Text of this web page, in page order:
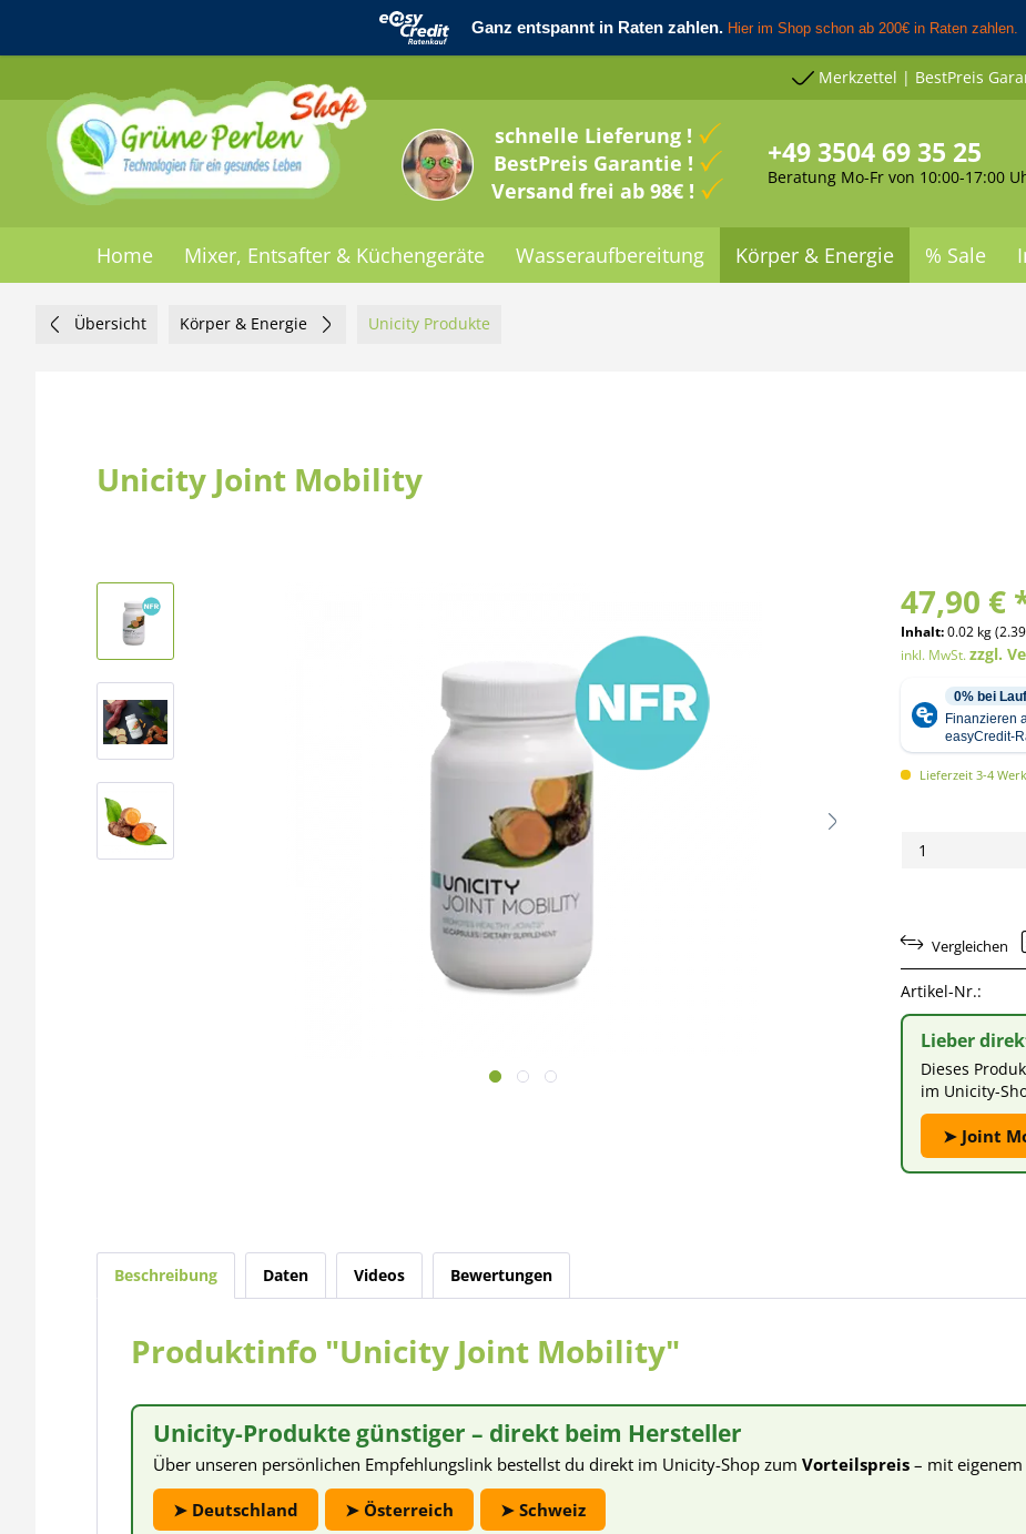
Merkzettel | BestPreis
schnelle Lieferung !
BestPreis Garantie !
Versand frei ab 98€ !
+49 3504 69 35 25
Beratung Mo-Fr von 10:00-17:00
Home Mixer, Entsafter & Küchengeräte Wasseraufbereitung Körper & Energie % Sale
Übersicht Körper & Energie Unicity Produkte
Unicity Joint Mobility
47,90 €
Inhalt:0.02 kg
inkl. MwSt.zzgl.
Lieferzeit 3-4
Vergleichen
Artikel-Nr.:
Lieber
Dieses
im Unicity-
➤ Joint
Beschreibung Daten Videos Bewertungen
Produktinfo "Unicity Joint Mobility"
Unicity-Produkte günstiger – direkt beim Hersteller
Über unseren persönlichen Empfehlungslink bestellst du direkt im Unicity-Shop zum Vorteilspreis – mit
➤ Deutschland ➤ Österreich ➤ Schweiz